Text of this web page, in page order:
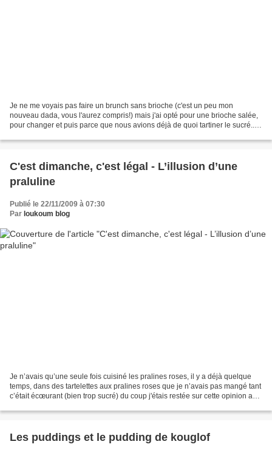
Je ne me voyais pas faire un brunch sans brioche (c'est un peu mon
nouveau dada, vous l'aurez compris!) mais j'ai opté pour une brioche salée,
pour changer et puis parce que nous avions déjà de quoi tartiner le sucré...
C'est dimanche, c'est légal - L’illusion d’une
praluline
Publié le 22/11/2009 à 07:30
Par loukoum blog
Je n’avais qu’une seule fois cuisiné les pralines roses, il y a déjà quelque
temps, dans des tartelettes aux pralines roses que je n’avais pas mangé tant
c’était écœurant (bien trop sucré) du coup j'étais restée sur cette opinion au
Les puddings et le pudding de kouglof